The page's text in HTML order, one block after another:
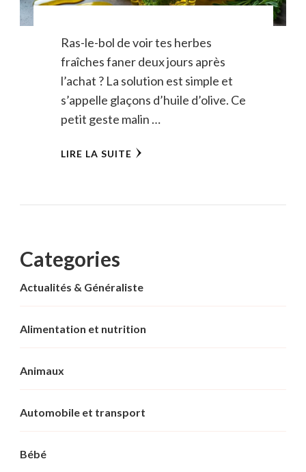
Ras-le-bol de voir tes herbes
fraîches faner deux jours après
l’achat ? La solution est simple et
s’appelle glaçons d’huile d’olive. Ce
petit geste malin …
LIRE LA SUITE
Categories
Actualités & Généraliste
Alimentation et nutrition
Animaux
Automobile et transport
Bébé